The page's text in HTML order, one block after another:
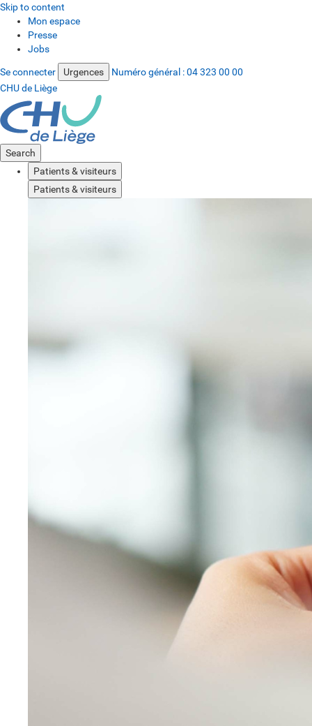
Skip to content
Mon espace
Presse
Jobs
Se connecter Urgences Numéro général :04 323 00 00
CHU de Liège
Search
Patients & visiteurs
Patients & visiteurs